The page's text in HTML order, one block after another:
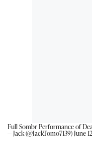
Full Sombr Performance of
— Jack (@JackTomo7139)June